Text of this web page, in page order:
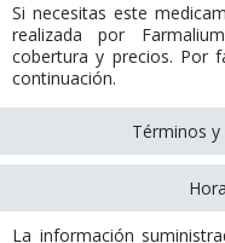
Si necesitas este
realizada por
cobertura y precios. Por
continuación.
Términos
La información